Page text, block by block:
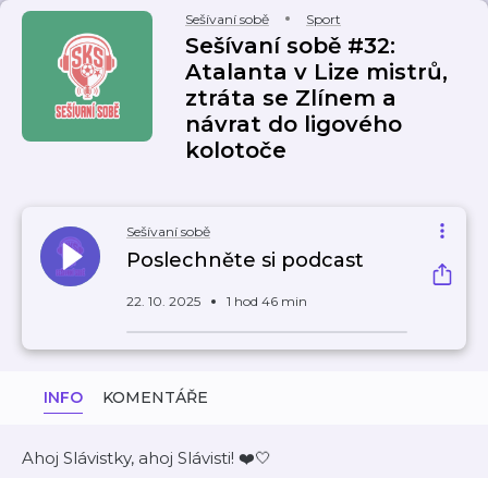
Sešívaní sobě Sport
Sešívaní sobě #32:
Atalanta v Lize mistrů,
ztráta se Zlínem a
návrat do ligového
kolotoče
Sešívaní sobě
Poslechněte si podcast
22. 10. 2025 1 hod 46 min
INFO KOMENTÁŘE
Ahoj Slávistky, ahoj Slávisti! ❤️🤍